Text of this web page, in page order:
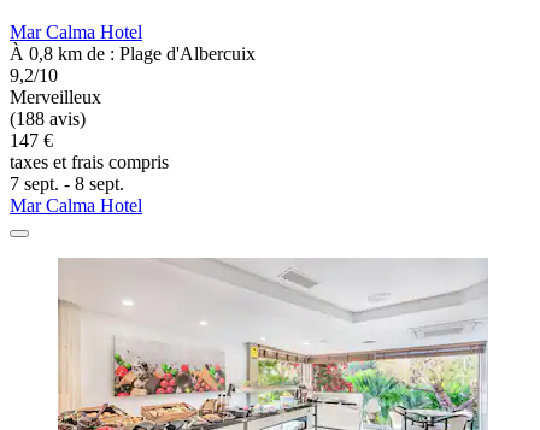
Mar Calma Hotel
À 0,8 km de : Plage d'Albercuix
9,2/10
Merveilleux
(188 avis)
147 €
taxes et frais compris
7 sept. - 8 sept.
Mar Calma Hotel